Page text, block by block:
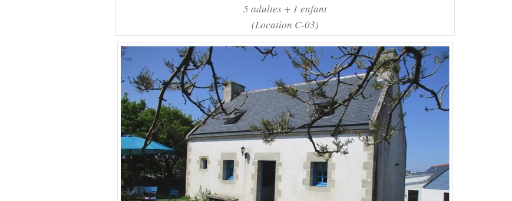
5 adultes + 1 enfant
(Location C-03)